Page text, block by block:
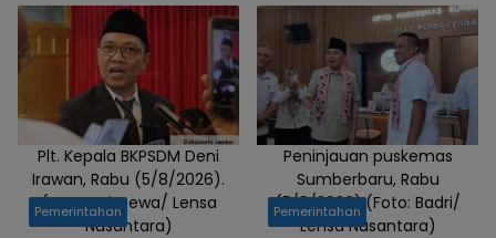
Kamis
(21/5/2026).
istimewa/
Lensa
Nusantara)
Plt. Kepala BKPSDM Deni
Irawan, Rabu (5/8/2026).
(Foto: Istimewa/ Lensa
Nusantara)
Pemerintahan
Peninjauan puskemas
Sumberbaru, Rabu
(5/8/2026).(Foto: Badri/
Lensa Nusantara)
Pemerintahan